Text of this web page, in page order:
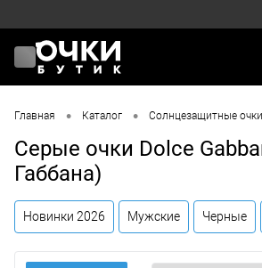
Главная • Каталог • Солнцезащитные очки
Серые очки Dolce
Габбана)
Новинки 2026 Мужские Черные